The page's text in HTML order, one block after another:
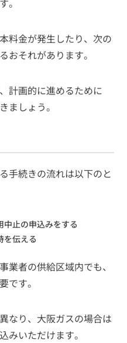
。
料金が発生したり、次の
おそれがあります。
計画的に進めるために
ましょう。
手続きの流れは以下のと
止の申込みをする
を伝える
業者の供給区域内でも、
です。
なり、大阪ガスの場合は
みいただけます。